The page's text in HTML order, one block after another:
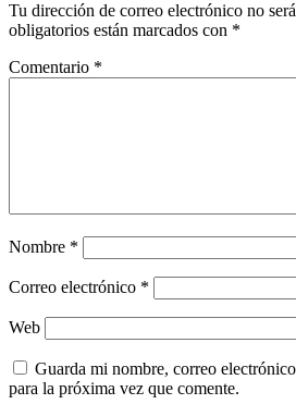
Tu dirección de correo electrónico no
obligatorios están marcados con *
Comentario *
Nombre *
Correo electrónico *
Web
Guarda mi nombre, correo
para la próxima vez que comente.